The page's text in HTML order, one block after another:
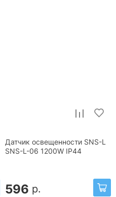
Датчик освещенности SNS-L
SNS-L-06 1200W IP44
596 р.